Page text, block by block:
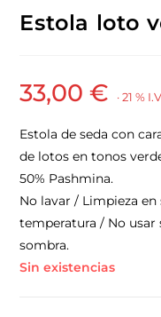
Estola loto
33,00€ · 21 %
Estola de seda con
de lotos en tonos
50% Pashmina.
No lavar / Limpieza
temperatura / No usar
sombra.
Sin existencias